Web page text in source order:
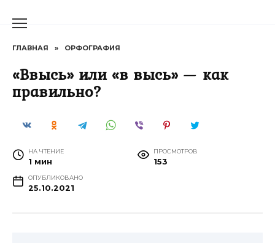
ГЛАВНАЯ » ОРФОГРАФИЯ
«Ввысь» или «в высь» — как
правильно?
НА ЧТЕНИЕ
1 мин
ПРОСМОТРОВ
153
ОПУБЛИКОВАНО
25.10.2021